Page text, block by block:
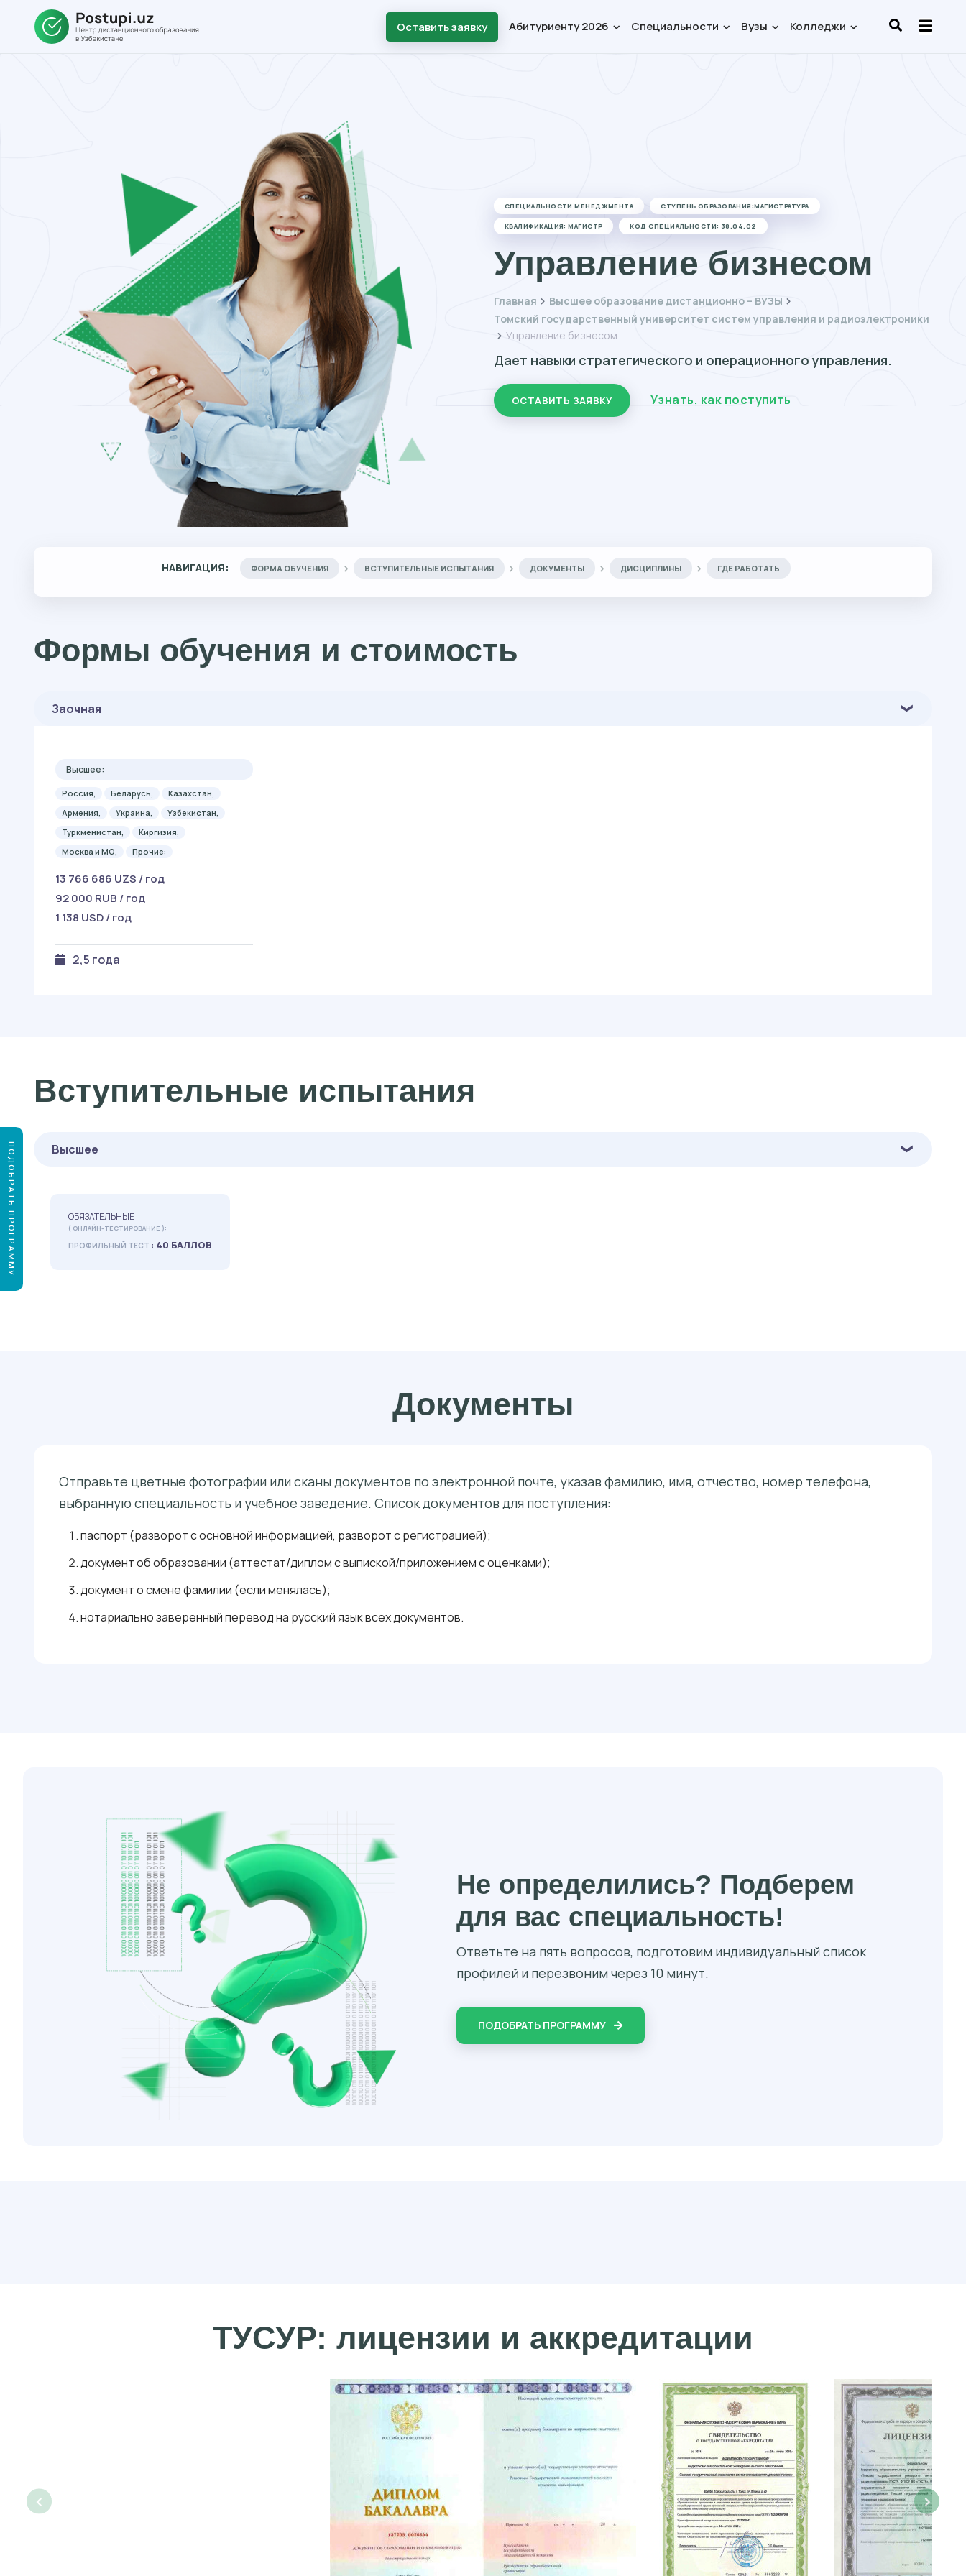
Оставить заявку Абитуриенту 2026 Специальности Вузы Колледжи
СПЕЦИАЛЬНОСТИ МЕНЕДЖМЕНТА СТУПЕНЬ ОБРАЗОВАНИЯ:МАГИСТРАТУРА
КВАЛИФИКАЦИЯ: МАГИСТР КОД СПЕЦИАЛЬНОСТИ: 38.04.02
Управление бизнесом
Главная
Высшее образование дистанционно – ВУЗЫ
Томский государственный университет систем управления и радиоэлектроники
Управление бизнесом
Дает навыки стратегического и операционного управления.
ОСТАВИТЬ ЗАЯВКУ Узнать, как поступить
НАВИГАЦИЯ: ФОРМА ОБУЧЕНИЯ ВСТУПИТЕЛЬНЫЕ ИСПЫТАНИЯ ДОКУМЕНТЫ ДИСЦИПЛИНЫ ГДЕ РАБОТАТЬ
Формы обучения и стоимость
Заочная
Высшее:
Россия, Беларусь,
Казахстан,
Армения,
Украина,
Узбекистан,
Туркменистан,
Киргизия,
Москва и МО,
Прочие:
13 766 686 UZS / год
92 000 RUB / год
1 138 USD / год
2,5 года
Вступительные испытания
Высшее
ОБЯЗАТЕЛЬНЫЕ
( ОНЛАЙН-ТЕСТИРОВАНИЕ ):
ПРОФИЛЬНЫЙ ТЕСТ : 40 БАЛЛОВ
Документы
Отправьте цветные фотографии или сканы документов по электронной почте, указав фамилию, имя, отчество, номер телефона,
выбранную специальность и учебное заведение. Список документов для поступления:
паспорт (разворот с основной информацией, разворот с регистрацией);
документ об образовании (аттестат/диплом с выпиской/приложением с оценками);
документ о смене фамилии (если менялась);
нотариально заверенный перевод на русский язык всех документов.
Не определились? Подберем
для вас специальность!
Ответьте на пять вопросов, подготовим индивидуальный список
профилей и перезвоним через 10 минут.
ПОДОБРАТЬ ПРОГРАММУ
ТУСУР: лицензии и аккредитации
‹ ›
ПОДОБРАТЬ ПРОГРАММУ